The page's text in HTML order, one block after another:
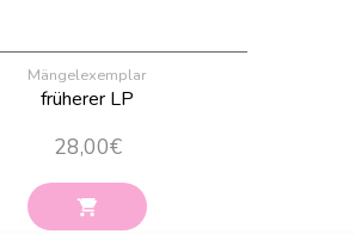
Mängelexemplar
früherer LP
28,00€